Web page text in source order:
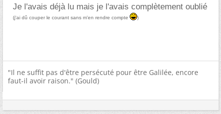
Je l'avais déjà lu mais je l'avais complètement oublié
(j'ai dû couper le courant sans m'en rendre compte )
"Il ne suffit pas d'être persécuté pour être Galilée, encore
faut-il avoir raison." (Gould)